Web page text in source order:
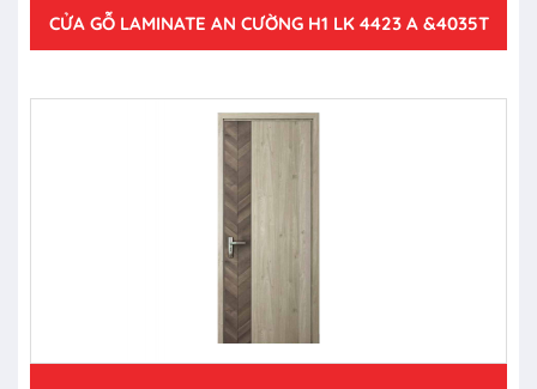
CỬA GỖ LAMINATE AN CƯỜNG H1 LK 4423 A &4035T